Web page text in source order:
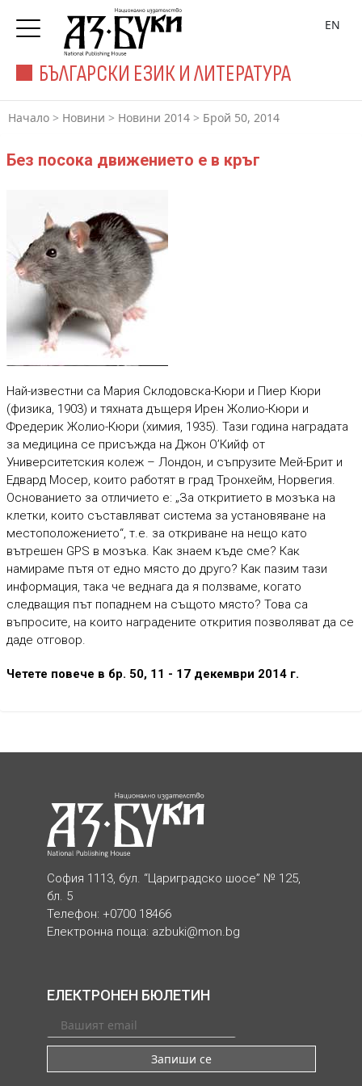
БЪЛГАРСКИ ЕЗИК И ЛИТЕРАТУРА
EN
Начало > Новини > Новини 2014 > Брой 50, 2014
Без посока движението е в кръг
Най-известни са Мария Склодовска-Кюри и Пиер Кюри
(физика, 1903) и тяхната дъщеря Ирен Жолио-Кюри и
Фредерик Жолио-Кюри (химия, 1935). Тази година наградата
за медицина се присъжда на Джон О’Кийф от
Университетския колеж – Лондон, и съпрузите Мей-Брит и
Едвард Мосер, които работят в град Тронхейм, Норвегия.
Основанието за отличието е: „За откритието в мозъка на
клетки, които съставляват система за установяване на
местоположението“, т.е. за откриване на нещо като
вътрешен GPS в мозъка. Как знаем къде сме? Как
намираме пътя от едно място до друго? Как пазим тази
информация, така че веднага да я ползваме, когато
следващия път попаднем на същото място? Това са
въпросите, на които наградените открития позволяват да се
даде отговор.
Четете повече в бр. 50, 11 - 17 декември 2014 г.
София 1113, бул. “Цариградско шосе” № 125,
бл. 5
Телефон: +0700 18466
Електронна поща: azbuki@mon.bg
ЕЛЕКТРОНЕН БЮЛЕТИН
Запиши се